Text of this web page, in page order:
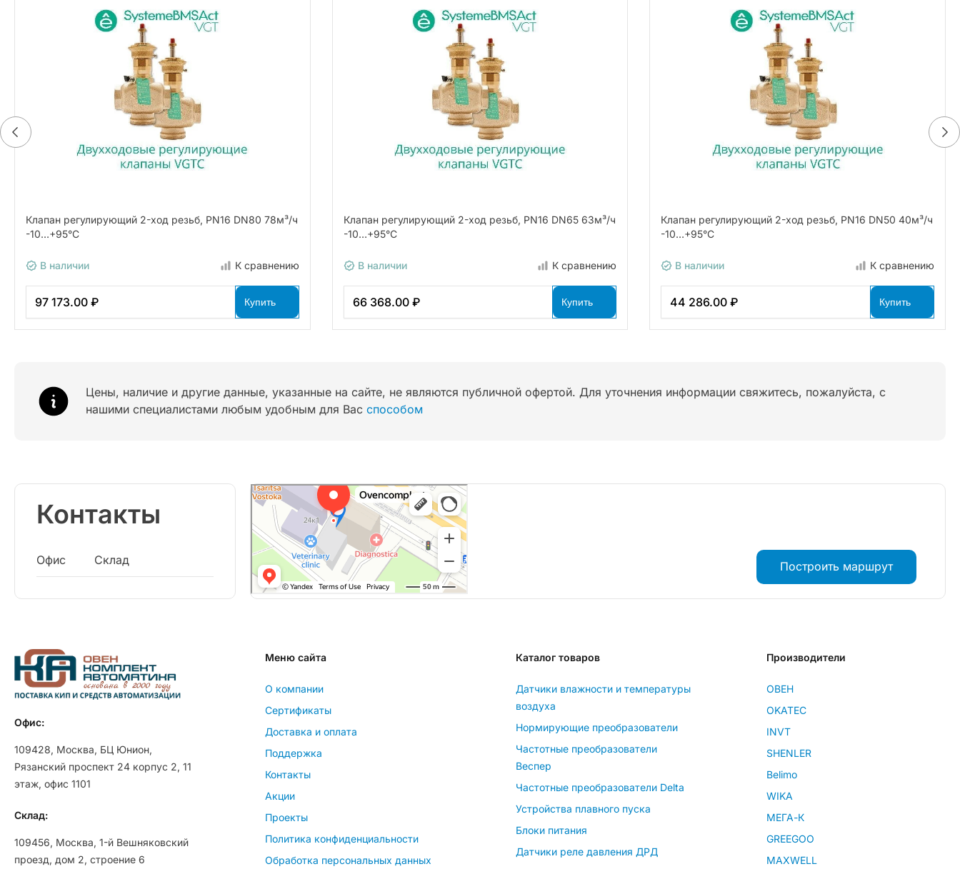
Клапан регулирующий 2-ход резьб, PN16 DN80 78м³/ч
-10…+95°С
В наличии К сравнению
97 173.00 ₽ Купить
Клапан регулирующий 2-ход резьб, PN16 DN65 63м³/ч
-10…+95°С
В наличии К сравнению
66 368.00 ₽ Купить
Клапан регулирующий 2-ход резьб, PN16 DN50 40м³/ч
-10…+95°С
В наличии К сравнению
44 286.00 ₽ Купить
Цены, наличие и другие данные, указанные на сайте, не являются публичной офертой. Для уточнения информации свяжитесь, пожалуйста, с
нашими специалистами любым удобным для Вас способом
Контакты
Офис Склад Построить маршрут
Офис:
109428, Москва, БЦ Юнион,
Рязанский проспект 24 корпус 2, 11
этаж, офис 1101
Склад:
109456, Москва, 1-й Вешняковский
проезд, дом 2, строение 6
Меню сайта
О компании
Сертификаты
Доставка и оплата
Поддержка
Контакты
Акции
Проекты
Политика конфиденциальности
Обработка персональных данных
Каталог товаров
Датчики влажности и температуры
воздуха
Нормирующие преобразователи
Частотные преобразователи
Веспер
Частотные преобразователи Delta
Устройства плавного пуска
Блоки питания
Датчики реле давления ДРД
Производители
ОВЕН
OKATEC
INVT
SHENLER
Belimo
WIKA
МЕГА-К
GREEGOO
MAXWELL